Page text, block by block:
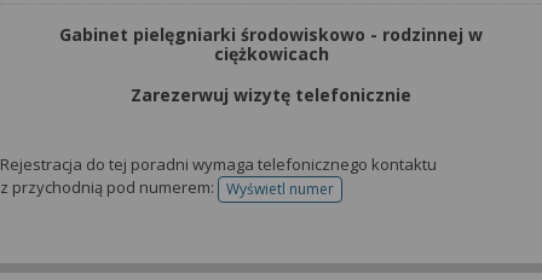
Gabinet pielęgniarki środowiskowo - rodzinnej w
ciężkowicach
Zarezerwuj wizytę telefonicznie
Rejestracja do tej poradni wymaga telefonicznego kontaktu
z przychodnią pod numerem:
Wyświetl numertelefonu do rejestracji